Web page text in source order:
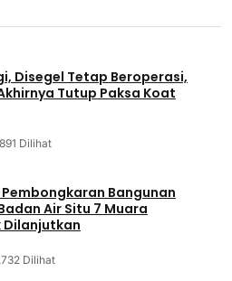
Disegel Tetap Beroperasi,
Tutup Paksa Koat
Dilihat
Bangunan
Air Situ 7 Muara
Dilanjutkan
Dilihat